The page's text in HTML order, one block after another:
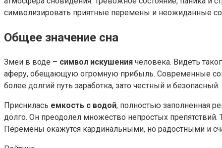
символизировать приятные перемены и неожиданные
Общее значение сна
Змеи в воде – символ искушения человека. Видеть
аферу, обещающую огромную прибыль. Современные
более долгий путь заработка, зато честный и безопасный.
Приснилась емкость с водой, полностью заполненная
долго. Он преодолел множество непростых препятствий.
Перемены окажутся кардинальными, но радостными и